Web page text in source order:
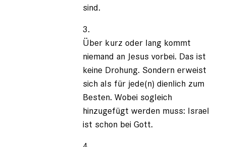
sind.
3.
Über kurz oder lang kommt
niemand an Jesus vorbei. Das ist
keine Drohung. Sondern erweist
sich als für jede(n) dienlich zum
Besten. Wobei sogleich
hinzugefügt werden muss: Israel
ist schon bei Gott.